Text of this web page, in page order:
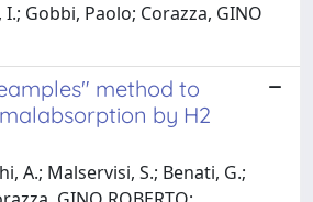
I.; Gobbi, Paolo; Corazza, GINO
method to
by H2
A.; Malservisi, S.; Benati, G.;